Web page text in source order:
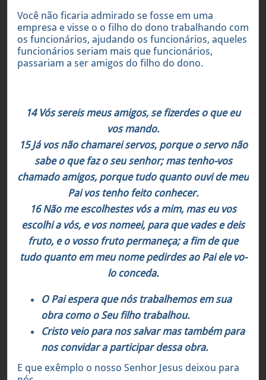
Você não ficaria admirado se fosse em uma
empresa e visse o o filho do dono trabalhando com
os funcionários, ajudando os funcionários, aqueles
funcionários seriam mais que funcionários,
passariam a ser amigos do filho do dono.
14 Vós sereis meus amigos, se fizerdes o que eu
vos mando.
15 Já vos não chamarei servos, porque o servo não
sabe o que faz o seu senhor; mas tenho-vos
chamado amigos, porque tudo quanto ouvi de meu
Pai vos tenho feito conhecer.
16 Não me escolhestes vós a mim, mas eu vos
escolhi a vós, e vos nomeei, para que vades e deis
fruto, e o vosso fruto permaneça; a fim de que
tudo quanto em meu nome pedirdes ao Pai ele vo-
lo conceda.
O Pai espera que nós trabalhemos em sua
obra como o Seu filho trabalhou.
Cristo veio para nos salvar mas também para
nos convidar a participar dessa obra.
E que exêmplo o nosso Senhor Jesus deixou para